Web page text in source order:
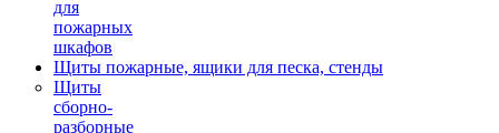
для
пожарных
шкафов
Щиты пожарные, ящики для песка, стенды
Щиты
сборно-
разборные